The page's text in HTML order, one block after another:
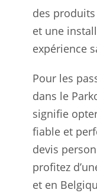
des
et une
expérience
Pour les
dans le
signifie
fiable et
devis
profitez
et en